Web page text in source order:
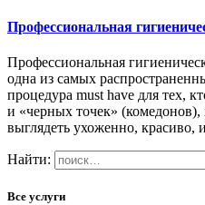
Профессиональная
Профессиональная
одна из самых
процедура must have для тех,
и «черных точек» (комедонов),
выглядеть ухоженно,
Найти:
Все услуги